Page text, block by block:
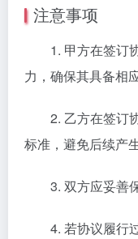
注意事项
1. 甲方在签订协
力，确保其具备相
2. 乙方在签订协
标准，避免后续产
3. 双方应妥善保
4. 若协议履行过